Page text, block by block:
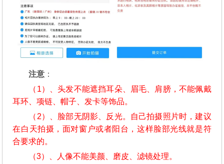
注意 ：
（1）、头发不能遮挡耳朵、眉毛、肩膀，不能佩戴
耳环、项链、帽子、发卡等饰品。
（2）、脸部无阴影、反光。自己拍摄照片时，建议
在白天拍摄，面对窗户或者阳台，这样脸部光线就是符
合要求的。
（3）、人像不能美颜、磨皮、滤镜处理。